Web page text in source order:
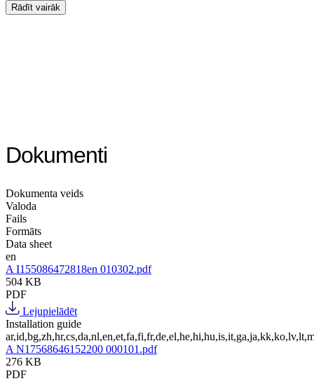
Rādīt vairāk
Dokumenti
Dokumenta veids
Valoda
Fails
Formāts
Data sheet
en
A I155086472818en 010302.pdf
504 KB
PDF
Lejupielādēt
Installation guide
A N17568646152200 000101.pdf
276 KB
PDF